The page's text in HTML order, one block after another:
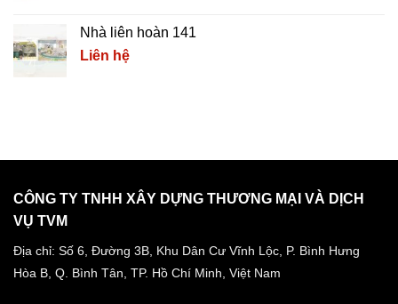
Nhà liên hoàn 141
Liên hệ
CÔNG TY TNHH XÂY DỰNG THƯƠNG MẠI VÀ DỊCH
VỤ TVM
Địa chỉ: Số 6, Đường 3B, Khu Dân Cư Vĩnh Lộc, P. Bình Hưng
Hòa B, Q. Bình Tân, TP. Hồ Chí Minh, Việt Nam